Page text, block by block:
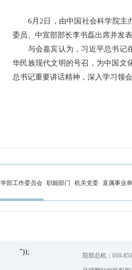
6月2日，由中国社会科学院主办
委员、中宣部部长李书磊出席并发
与会嘉宾认为，习近平总书记在
华民族现代文明的号召，为中国文
总书记重要讲话精神，深入学习领
学部工作委员会 职能部门 机关党委 直属事业
")); 院部总机：010-